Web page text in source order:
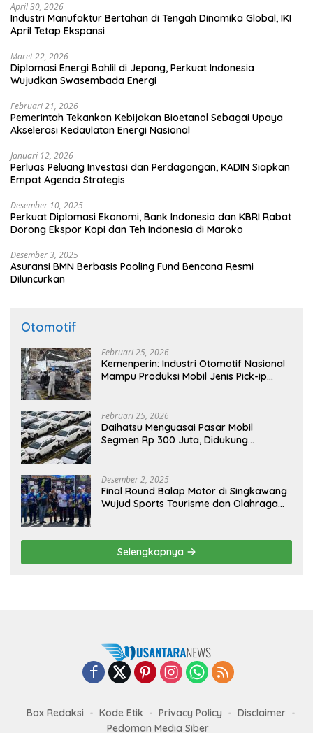
April 30, 2026
Industri Manufaktur Bertahan di Tengah Dinamika Global, IKI
April Tetap Ekspansi
Maret 22, 2026
Diplomasi Energi Bahlil di Jepang, Perkuat Indonesia
Wujudkan Swasembada Energi
Februari 21, 2026
Pemerintah Tekankan Kebijakan Bioetanol Sebagai Upaya
Akselerasi Kedaulatan Energi Nasional
Januari 12, 2026
Perluas Peluang Investasi dan Perdagangan, KADIN Siapkan
Empat Agenda Strategis
Desember 10, 2025
Perkuat Diplomasi Ekonomi, Bank Indonesia dan KBRI Rabat
Dorong Ekspor Kopi dan Teh Indonesia di Maroko
Desember 3, 2025
Asuransi BMN Berbasis Pooling Fund Bencana Resmi
Diluncurkan
Otomotif
Februari 25, 2026
Kemenperin: Industri Otomotif Nasional
Mampu Produksi Mobil Jenis Pick-ip
Februari 25, 2026
Daihatsu Menguasai Pasar Mobil
Segmen Rp 300 Juta, Didukung
Desember 2, 2025
Final Round Balap Motor di Singkawang
Wujud Sports Tourisme dan Olahraga
Selengkapnya
Box Redaksi Kode Etik Privacy Policy
Disclaimer
Pedoman Media Siber